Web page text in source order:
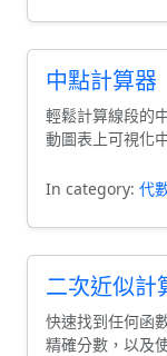
中點計算器
輕鬆計算線段的
動圖表上可視化
In category: 代
二次近似計
快速找到任何函
精確分數，以及